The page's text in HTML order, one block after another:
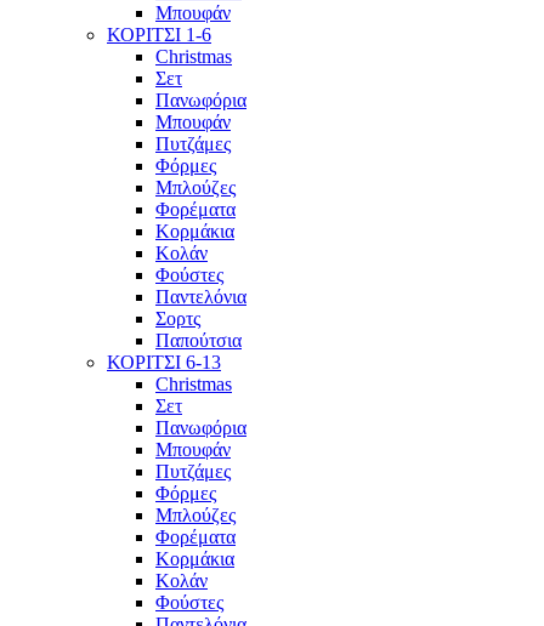
Μπουφάν
ΚΟΡΙΤΣΙ 1-6
Christmas
Σετ
Πανωφόρια
Μπουφάν
Πυτζάμες
Φόρμες
Μπλούζες
Φορέματα
Κορμάκια
Κολάν
Φούστες
Παντελόνια
Σορτς
Παπούτσια
ΚΟΡΙΤΣΙ 6-13
Christmas
Σετ
Πανωφόρια
Μπουφάν
Πυτζάμες
Φόρμες
Μπλούζες
Φορέματα
Κορμάκια
Κολάν
Φούστες